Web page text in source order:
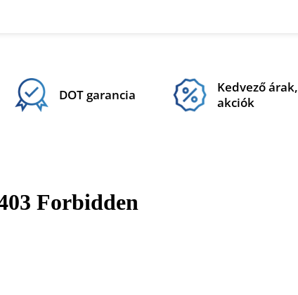
DOT garancia
Kedvező árak,
akciók